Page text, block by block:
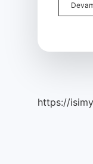
https://